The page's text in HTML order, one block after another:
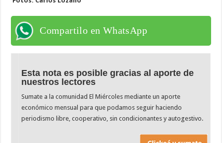
Compartilo en WhatsApp
Esta nota es posible gracias al aporte de
nuestros lectores
Sumate a la comunidad El Miércoles mediante un aporte
económico mensual para que podamos seguir haciendo
periodismo libre, cooperativo, sin condicionantes y autogestivo.